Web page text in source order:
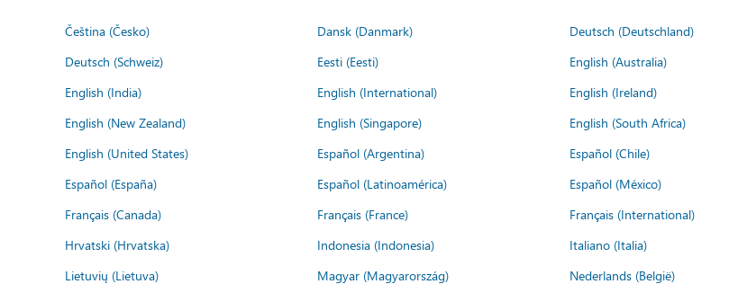
Čeština (Česko) Dansk (Danmark) Deutsch (Deutschland)
Deutsch (Schweiz)
Eesti (Eesti) English (Australia)
English (India)
English (International) English (Ireland)
English (New Zealand)
English (Singapore) English (South Africa)
English (United States)
Español (Argentina) Español (Chile)
Español (España)
Español (Latinoamérica) Español (México)
Français (Canada)
Français (France) Français (International)
Hrvatski (Hrvatska)
Indonesia (Indonesia) Italiano (Italia)
Lietuvių (Lietuva)
Magyar (Magyarország) Nederlands (België)